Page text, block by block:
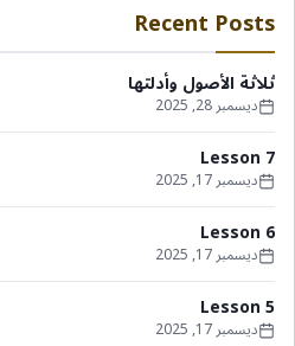
Recent Posts
ثلاثة الأصول وأدلتها
ديسمبر 28, 2025
Lesson 7
ديسمبر 17, 2025
Lesson 6
ديسمبر 17, 2025
Lesson 5
ديسمبر 17, 2025